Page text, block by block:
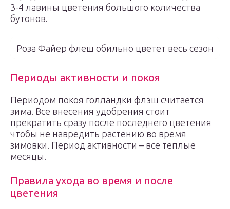
3-4 лавины цветения большого количества
бутонов.
Роза Файер флеш обильно цветет весь сезон
Периоды активности и покоя
Периодом покоя голландки флэш считается
зима. Все внесения удобрения стоит
прекратить сразу после последнего цветения
чтобы не навредить растению во время
зимовки. Период активности – все теплые
месяцы.
Правила ухода во время и после
цветения